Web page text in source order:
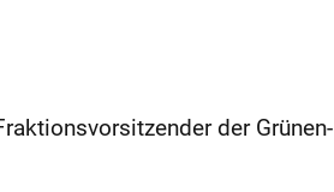
der Grünen-